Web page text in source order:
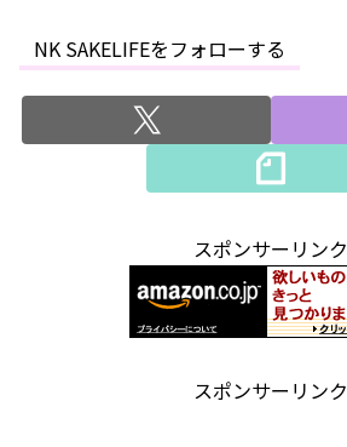
NK SAKELIFEをフォローする
スポンサーリンク
スポンサーリンク